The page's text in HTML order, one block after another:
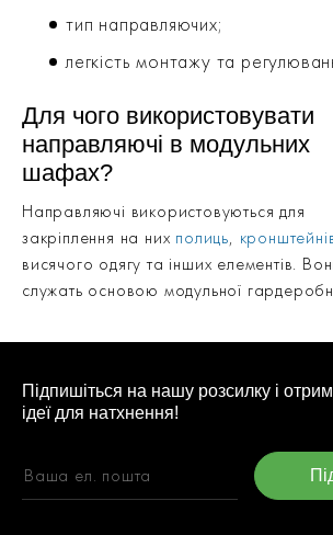
тип направляючих;
легкість монтажу та
Для чого використовувати
направляючі в модульних
шафах?
Направляючі використовуються для
закріплення на них полиць,
висячого одягу та інших елементів.
служать основою модульної
Підпишіться на нашу розсилку і
ідеї для натхнення!